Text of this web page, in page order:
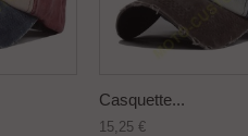
Casquette...
15,25 €